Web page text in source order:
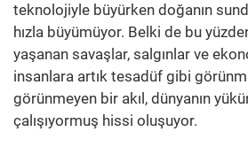
teknolojiyle büyürken doğanın
hızla büyümüyor. Belki de bu
yaşanan savaşlar, salgınlar ve
insanlara artık tesadüf gibi
görünmeyen bir akıl, dünyanın
çalışıyormuş hissi oluşuyor.